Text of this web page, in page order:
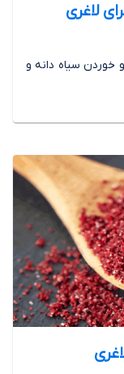
لاغری
خوردن سیاه دانه و